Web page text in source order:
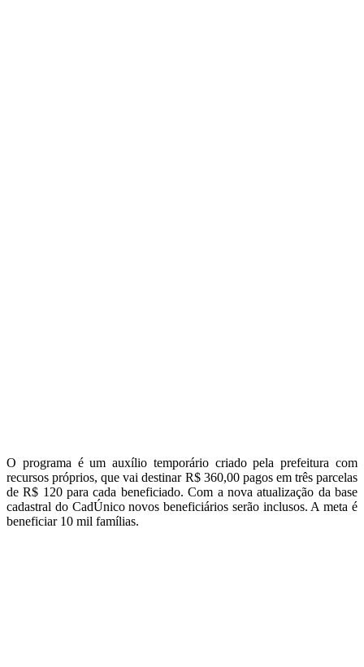
O programa é um auxílio temporário criado pela prefeitura com
recursos próprios, que vai destinar R$ 360,00 pagos em três parcelas
de R$ 120 para cada beneficiado. Com a nova atualização da base
cadastral do CadÚnico novos beneficiários serão inclusos. A meta é
beneficiar 10 mil famílias.